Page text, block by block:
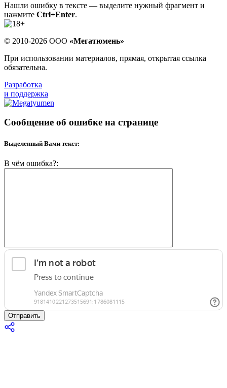
Нашли ошибку в тексте — выделите нужный фрагмент и
нажмите Ctrl+Enter.
© 2010-2026 ООО «Мегатюмень»
При использовании материалов, прямая, открытая ссылка
обязательна.
Разработка
и поддержка
Сообщение об ошибке на странице
Выделенный Вами текст:
В чём ошибка?:
Отправить